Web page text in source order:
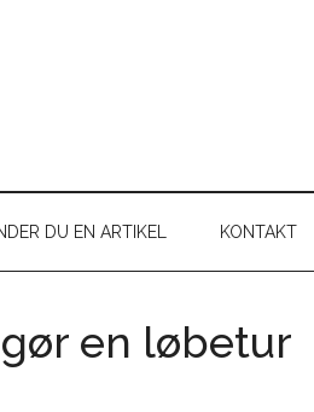
DU EN ARTIKEL KONTAKT
en løbetur